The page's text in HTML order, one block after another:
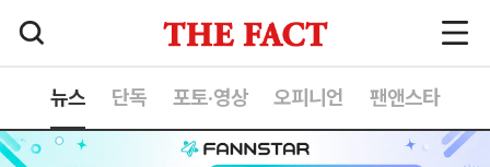
뉴스 단독 포토·영상 오피니언 팬앤스타